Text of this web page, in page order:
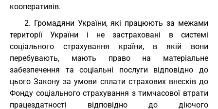
кооперативів.
2. Громадяни України, які працюють за межами
території України і не застраховані в системі
соціального страхування країни, в якій вони
перебувають, мають право на матеріальне
забезпечення та соціальні послуги відповідно до
цього Закону за умови сплати страхових внесків до
Фонду соціального страхування з тимчасової втрати
працездатності відповідно до діючого